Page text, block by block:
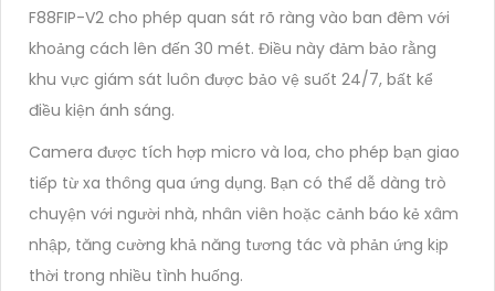
F88FIP-V2 cho phép quan sát rõ ràng vào ban đêm với
khoảng cách lên đến 30 mét. Điều này đảm bảo rằng
khu vực giám sát luôn được bảo vệ suốt 24/7, bất kể
điều kiện ánh sáng.
Camera được tích hợp micro và loa, cho phép bạn giao
tiếp từ xa thông qua ứng dụng. Bạn có thể dễ dàng trò
chuyện với người nhà, nhân viên hoặc cảnh báo kẻ xâm
nhập, tăng cường khả năng tương tác và phản ứng kịp
thời trong nhiều tình huống.